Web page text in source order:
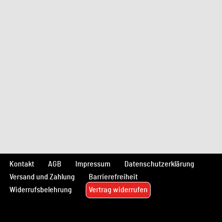
Kontakt AGB Impressum
Datenschutzerklärung
Versand und Zahlung
Barrierefreiheit
Widerrufsbelehrung
Vertrag widerrufen